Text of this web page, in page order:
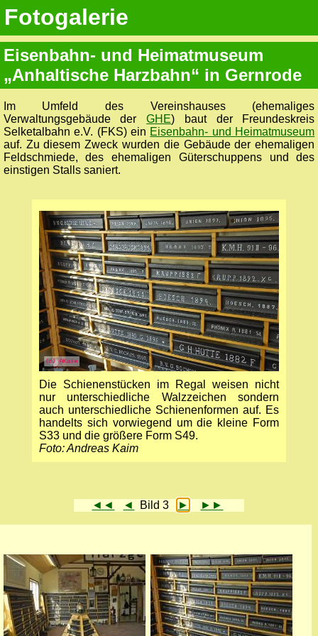
Fotogalerie
Eisenbahn- und Heimatmuseum
„Anhaltische Harzbahn“ in Gernrode
Im Umfeld des Vereinshauses (ehemaliges
Verwaltungsgebäude derGHE) baut der Freundeskreis
Selketalbahn e.V. (FKS) ein Eisenbahn- und Heimatmuseum
auf. Zu diesem Zweck wurden die Gebäude der ehemaligen
Feldschmiede, des ehemaligen Güterschuppens und des
einstigen Stalls saniert.
Die Schienenstücken im Regal weisen nicht
nur unterschiedliche Walzzeichen sondern
auch unterschiedliche Schienenformen auf. Es
handelts sich vorwiegend um die kleine Form
S33 und die größere Form S49.
Foto: Andreas Kaim
◄◄ ◄ Bild 3 ► ►►